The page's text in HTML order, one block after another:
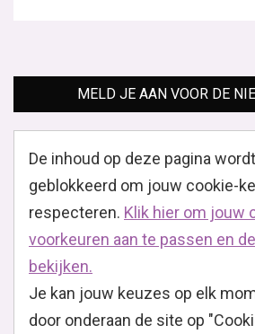
MELD JE AAN VOOR DE
De inhoud op deze pagina
geblokkeerd om jouw cookie-
respecteren. Klik hier om jouw
voorkeuren aan te passen en
bekijken.
Je kan jouw keuzes op elk
door onderaan de site op